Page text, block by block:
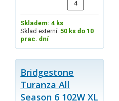
Skladem: 4 ks
Sklad externí: 50 ks do 10
prac. dní
Bridgestone
Turanza All
Season 6 102W XL